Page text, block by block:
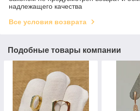
надлежащего качества
Все условия возврата
Подобные товары компании